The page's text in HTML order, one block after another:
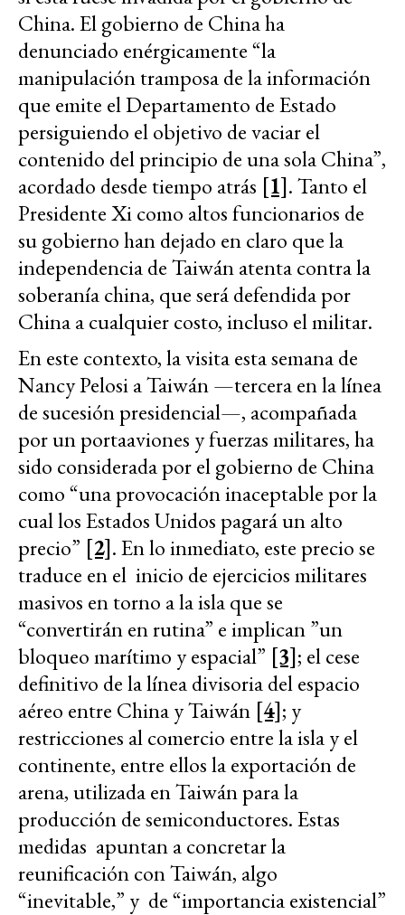
China. El gobierno de China ha
denunciado enérgicamente “la
manipulación tramposa de la información
que emite el Departamento de Estado
persiguiendo el objetivo de vaciar el
contenido del principio de una sola China”,
acordado desde tiempo atrás [1]. Tanto el
Presidente Xi como altos funcionarios de
su gobierno han dejado en claro que la
independencia de Taiwán atenta contra la
soberanía china, que será defendida por
China a cualquier costo, incluso el militar.
En este contexto, la visita esta semana de
Nancy Pelosi a Taiwán —tercera en la línea
de sucesión presidencial—, acompañada
por un portaaviones y fuerzas militares, ha
sido considerada por el gobierno de China
como “una provocación inaceptable por la
cual los Estados Unidos pagará un alto
precio” [2]. En lo inmediato, este precio se
traduce en el inicio de ejercicios militares
masivos en torno a la isla que se
“convertirán en rutina” e implican ”un
bloqueo marítimo y espacial” [3]; el cese
definitivo de la línea divisoria del espacio
aéreo entre China y Taiwán [4]; y
restricciones al comercio entre la isla y el
continente, entre ellos la exportación de
arena, utilizada en Taiwán para la
producción de semiconductores. Estas
medidas apuntan a concretar la
reunificación con Taiwán, algo
“inevitable,” y de “importancia existencial”